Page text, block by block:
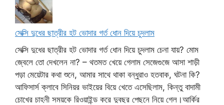
সেক্সি দুধের ছাত্রীর হট ভোদার গর্ত ধোন দিয়ে চুদলাম
সেক্সি দুধের ছাত্রীর হট ভোদার গর্ত ধোন দিয়ে চুদলাম চেনা যায়? মোম
জ্বেলে তো দেখলেন না? – থতমত খেয়ে গেলাম সেজেগুজে আসা শাড়ী
পড়া মেয়েটার কথা শুনে, আমার সাথে থাকা বন্ধুরাও হতবাক, ঘটনা কি?
আফিসার্স ক্লাবে সিনিয়র ভাইয়ের বিয়ে খেতে এসেছিলাম, কিন্তু বাদামী
চোখের চাহনী সময়কে রিওয়াইন্ড করে দুবছর পেছনে নিয়ে গেল।আর্কির